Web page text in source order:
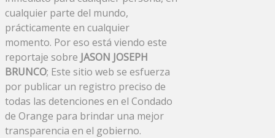
cualquier parte del mundo,
prácticamente en cualquier
momento. Por eso está viendo este
reportaje sobre JASON JOSEPH
BRUNCO; Este sitio web se esfuerza
por publicar un registro preciso de
todas las detenciones en el Condado
de Orange para brindar una mejor
transparencia en el gobierno.